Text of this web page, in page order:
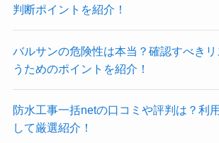
判断ポイントを紹介！
バルサンの危険性は本当？確認すべき
うためのポイントを紹介！
防水工事一括netの口コミや評判は？利
して厳選紹介！